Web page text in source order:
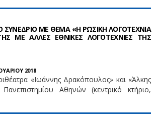
ΣΥΝΕΔΡΙΟ ΜΕ ΘΕΜΑ «Η ΡΩΣΙΚΗ ΛΟΓΟΤΕΧΝΙΑ
ΜΕ ΑΛΛΕΣ ΕΘΝΙΚΕΣ ΛΟΓΟΤΕΧΝΙΕΣ ΤΗΣ
2018
«Ιωάννης Δρακόπουλος» και «Άλκης
Αθηνών (κεντρικό κτήριο,